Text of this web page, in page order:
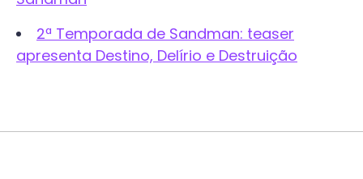
2ª Temporada de Sandman: teaser
apresenta Destino, Delírio e Destruição